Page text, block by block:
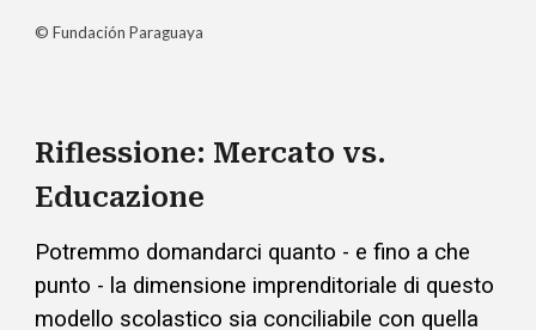
© Fundación Paraguaya
Riflessione: Mercato vs.
Educazione
Potremmo domandarci quanto - e fino a che
punto - la dimensione imprenditoriale di questo
modello scolastico sia conciliabile con quella